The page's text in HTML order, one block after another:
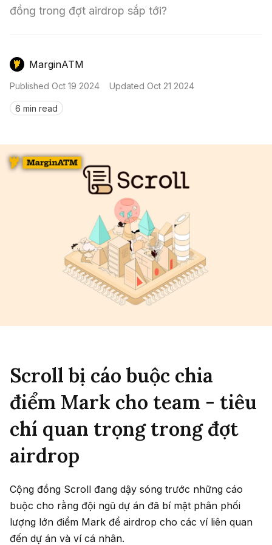
Kinh Nghiệm Đầu Tư
Sàn Giao Dịch
Công Cụ Đầu Tư
Mô Hình Biểu Đồ Giá
Sign in
đồng trong đợt airdrop sắp tới?
MarginATM
Published Oct 19 2024 Updated Oct 21 2024
6 min read
Scroll bị cáo buộc chia
điểm Mark cho team - tiêu
chí quan trọng trong đợt
airdrop
Cộng đồng Scroll đang dậy sóng trước những cáo
buộc cho rằng đội ngũ dự án đã bí mật phân phối
lượng lớn điểm Mark để airdrop cho các ví liên quan
đến dự án và ví cá nhân.